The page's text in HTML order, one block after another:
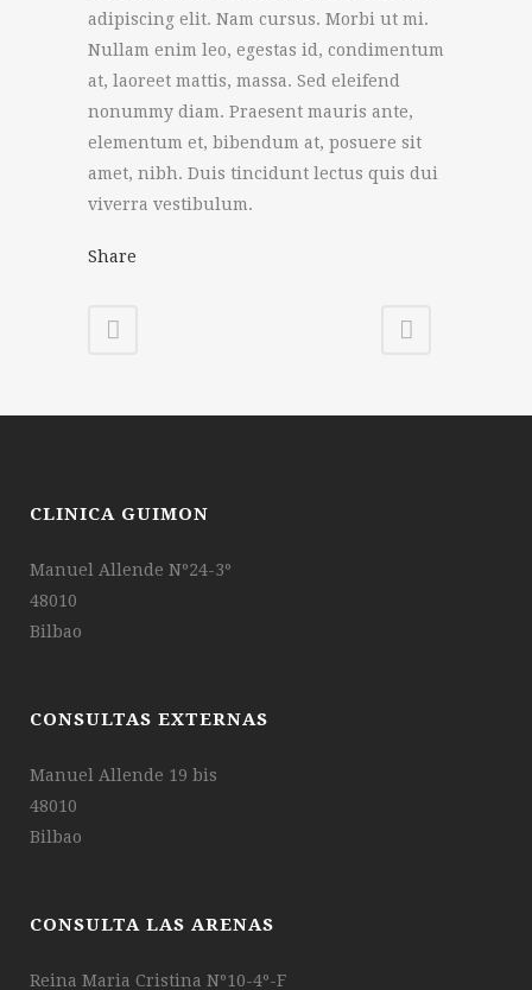
adipiscing elit. Nam cursus. Morbi ut mi.
Nullam enim leo, egestas id, condimentum
at, laoreet mattis, massa. Sed eleifend
nonummy diam. Praesent mauris ante,
elementum et, bibendum at, posuere sit
amet, nibh. Duis tincidunt lectus quis dui
viverra vestibulum.
Share
CLINICA GUIMON
Manuel Allende Nº24-3º
48010
Bilbao
CONSULTAS EXTERNAS
Manuel Allende 19 bis
48010
Bilbao
CONSULTA LAS ARENAS
Reina Maria Cristina Nº10-4º-F